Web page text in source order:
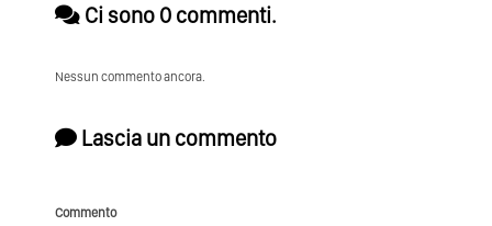
Ci sono 0 commenti.
Nessun commento ancora.
Lascia un commento
Commento